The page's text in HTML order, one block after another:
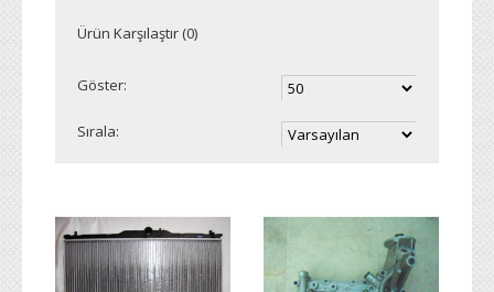
Ürün Karşılaştır (0)
Göster:
Sırala: